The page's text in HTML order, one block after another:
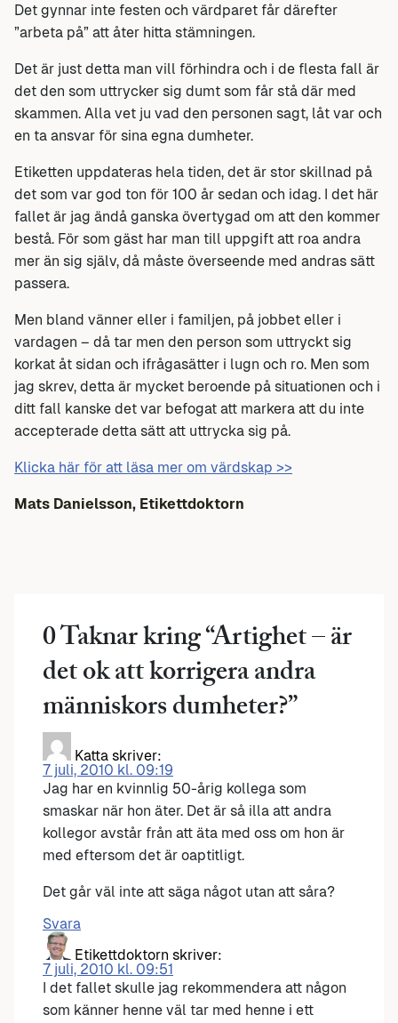
Det gynnar inte festen och värdparet får därefter
”arbeta på” att åter hitta stämningen.
Det är just detta man vill förhindra och i de flesta fall är
det den som uttrycker sig dumt som får stå där med
skammen. Alla vet ju vad den personen sagt, låt var och
en ta ansvar för sina egna dumheter.
Etiketten uppdateras hela tiden, det är stor skillnad på
det som var god ton för 100 år sedan och idag. I det här
fallet är jag ändå ganska övertygad om att den kommer
bestå. För som gäst har man till uppgift att roa andra
mer än sig själv, då måste överseende med andras sätt
passera.
Men bland vänner eller i familjen, på jobbet eller i
vardagen – då tar men den person som uttryckt sig
korkat åt sidan och ifrågasätter i lugn och ro. Men som
jag skrev, detta är mycket beroende på situationen och i
ditt fall kanske det var befogat att markera att du inte
accepterade detta sätt att uttrycka sig på.
Klicka här för att läsa mer om värdskap >>
Mats Danielsson, Etikettdoktorn
0 Taknar kring “Artighet – är
det ok att korrigera andra
människors dumheter?”
Katta skriver:
7 juli, 2010 kl. 09:19
Jag har en kvinnlig 50-årig kollega som
smaskar när hon äter. Det är så illa att andra
kollegor avstår från att äta med oss om hon är
med eftersom det är oaptitligt.
Det går väl inte att säga något utan att såra?
Svara
Etikettdoktorn skriver:
7 juli, 2010 kl. 09:51
I det fallet skulle jag rekommendera att någon
som känner henne väl tar med henne i ett